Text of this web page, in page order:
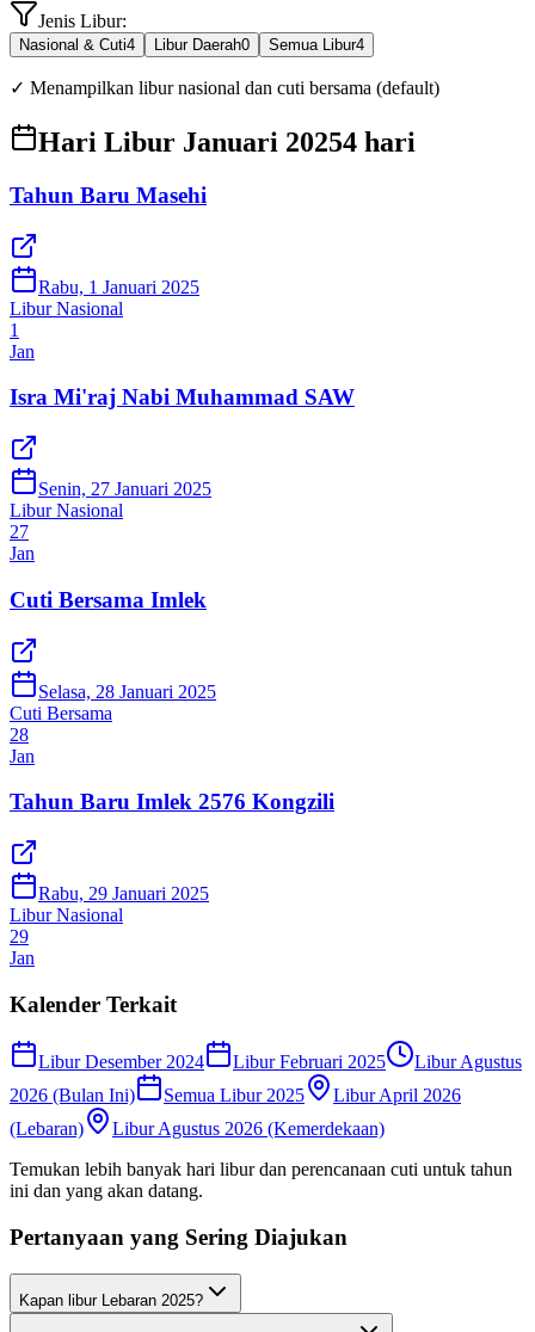
Jenis Libur:
Nasional & Cuti4 Libur Daerah0 Semua Libur4
✓ Menampilkan libur nasional dan cuti bersama (default)
Hari Libur Januari 20254 hari
Tahun Baru Masehi
Rabu, 1 Januari 2025
Libur Nasional
1
Jan
Isra Mi'raj Nabi Muhammad SAW
Senin, 27 Januari 2025
Libur Nasional
27
Jan
Cuti Bersama Imlek
Selasa, 28 Januari 2025
Cuti Bersama
28
Jan
Tahun Baru Imlek 2576 Kongzili
Rabu, 29 Januari 2025
Libur Nasional
29
Jan
Kalender Terkait
Libur Desember 2024 Libur Februari 2025
Libur Agustus
2026 (Bulan Ini)
Semua Libur 2025
Libur April 2026
(Lebaran)
Libur Agustus 2026 (Kemerdekaan)
Temukan lebih banyak hari libur dan perencanaan cuti untuk tahun
ini dan yang akan datang.
Pertanyaan yang Sering Diajukan
Kapan libur Lebaran 2025?